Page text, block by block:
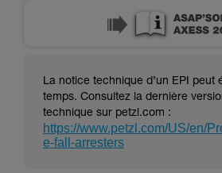
La notice technique d’un EPI peut
temps. Consultez la dernière
technique sur petzl.com :
https://www.petzl.com/US/en/
e-fall-arresters